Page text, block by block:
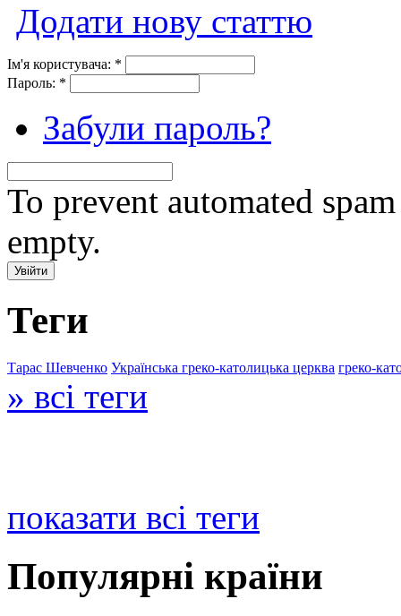
Додати нову статтю
Ім'я користувача: *
Пароль: *
Забули пароль?
To prevent automated
empty.
Теги
Тарас Шевченко Українська греко-католицька церква греко-
» всі теги
показати всі теги
Популярні країни